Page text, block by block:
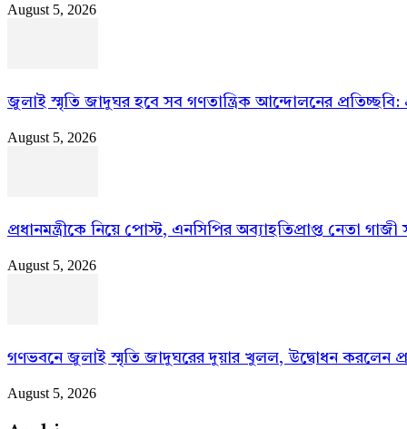
August 5, 2026
জুলাই স্মৃতি জাদুঘর হবে সব গণতান্ত্রিক আন্দোলনের প্রতিচ্ছবি:
August 5, 2026
প্রধানমন্ত্রীকে নিয়ে পোস্ট, এনসিপির অব্যাহতিপ্রাপ্ত নেতা গাজী
August 5, 2026
গণভবনে জুলাই স্মৃতি জাদুঘরের দুয়ার খুলল, উদ্বোধন করলেন
August 5, 2026